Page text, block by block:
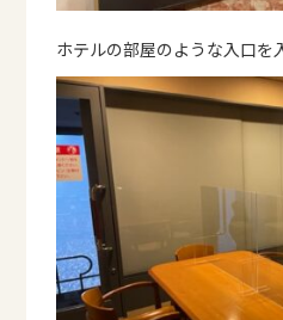
ホテルの部屋のような入口を